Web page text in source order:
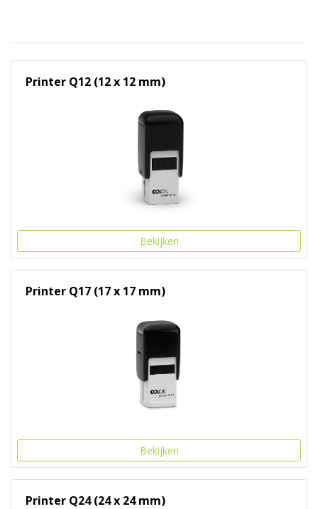
Printer Q12 (12 x 12 mm)
Bekijken
Printer Q17 (17 x 17 mm)
Bekijken
Printer Q24 (24 x 24 mm)